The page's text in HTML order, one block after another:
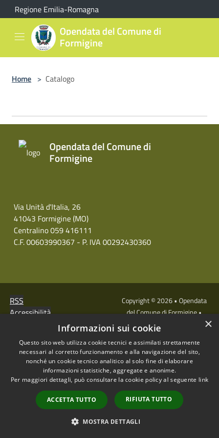
Salta al contenuto principale
Regione Emilia-Romagna
Opendata del Comune di
Formigine
Home > Catalogo
Opendata del Comune di
Formigine
Via Unità d'Italia, 26
41043 Formigine (MO)
Centralino 059 416111
C.F. 00603990367 - P. IVA 00292430360
RSS
Accessibilità
Mappa del sito
Copyright © 2026 • Opendata
del Comune di Formigine •
Powered byMunicipium ×
Informazioni sui cookie
Questo sito web utilizza cookie tecnici e assimilati strettamente
necessari al corretto funzionamento e alla navigazione del sito,
nonché un cookie tecnico analitico al solo fine di elaborare
informazioni statistiche, aggregate e anonime.
Per maggiori dettagli, può consultare la cookie policy al seguente link
ACCETTA TUTTO RIFIUTA TUTTO
MOSTRA DETTAGLI